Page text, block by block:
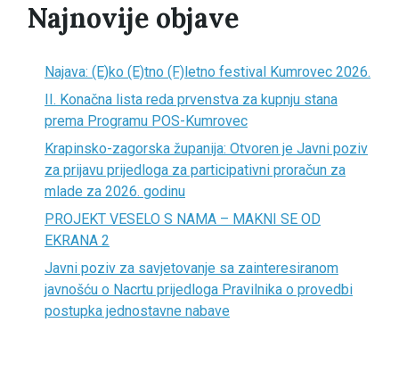
Najnovije objave
Najava: (E)ko (E)tno (F)letno festival Kumrovec 2026.
II. Konačna lista reda prvenstva za kupnju stana
prema Programu POS-Kumrovec
Krapinsko-zagorska županija: Otvoren je Javni poziv
za prijavu prijedloga za participativni proračun za
mlade za 2026. godinu
PROJEKT VESELO S NAMA – MAKNI SE OD
EKRANA 2
Javni poziv za savjetovanje sa zainteresiranom
javnošću o Nacrtu prijedloga Pravilnika o provedbi
postupka jednostavne nabave